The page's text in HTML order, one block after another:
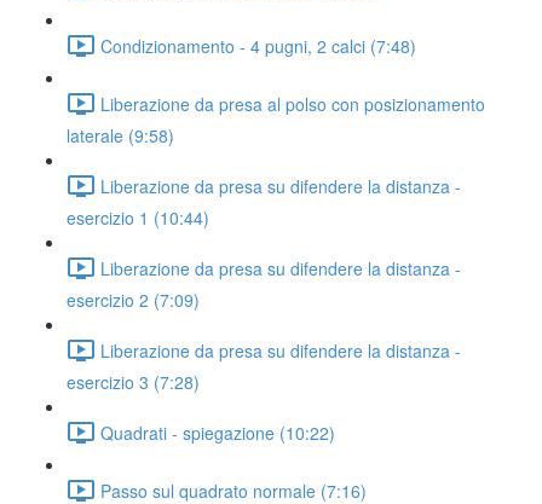
Condizionamento - 4 pugni, 2 calci (7:48)
Liberazione da presa al polso con posizionamento
laterale (9:58)
Liberazione da presa su difendere la distanza -
esercizio 1 (10:44)
Liberazione da presa su difendere la distanza -
esercizio 2 (7:09)
Liberazione da presa su difendere la distanza -
esercizio 3 (7:28)
Quadrati - spiegazione (10:22)
Passo sul quadrato normale (7:16)